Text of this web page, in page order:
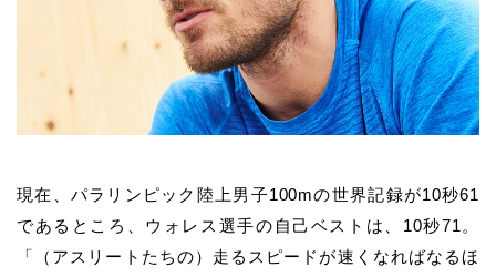
現在、パラリンピック陸上男子100mの世界記録が10秒61
であるところ、 ウォレス 選手の自己ベストは、10秒71。
「（アスリートたちの）走るスピードが速くなればなるほ